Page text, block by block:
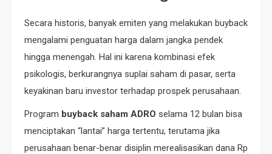
Secara historis, banyak emiten yang melakukan buyback
mengalami penguatan harga dalam jangka pendek
hingga menengah. Hal ini karena kombinasi efek
psikologis, berkurangnya suplai saham di pasar, serta
keyakinan baru investor terhadap prospek perusahaan.
Program buyback saham ADRO selama 12 bulan bisa
menciptakan “lantai” harga tertentu, terutama jika
perusahaan benar-benar disiplin merealisasikan dana Rp